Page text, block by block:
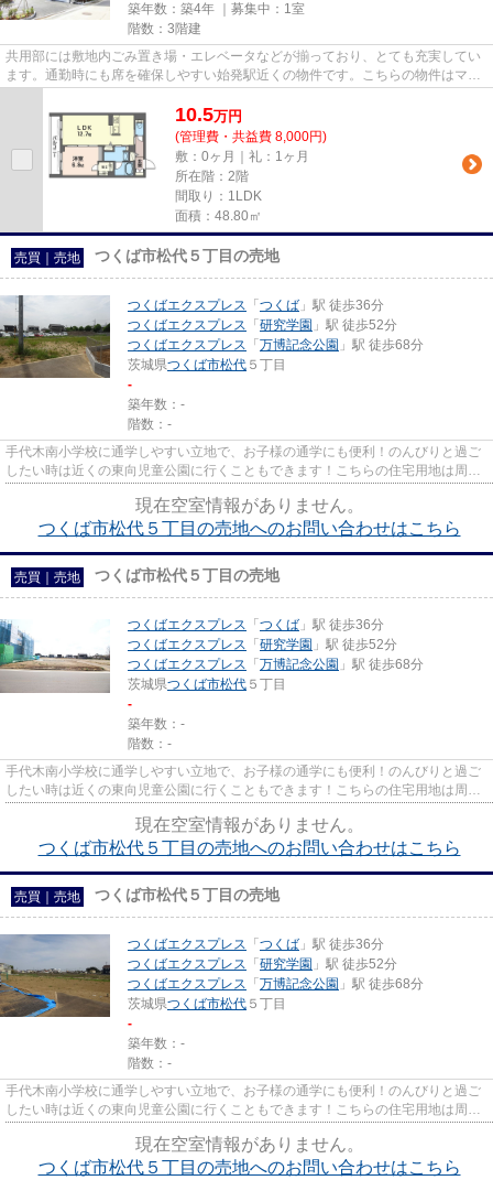
築年数：築4年 ｜募集中： 1室
階数：3階建
共用部には敷地内ごみ置き場・エレベータなどが揃っており、とても充実してい
ます。通勤時にも席を確保しやすい始発駅近くの物件です。こちらの物件はマン
10.5万円
(管理費・共益費 8,000円)
敷：0ヶ月｜礼：1ヶ月
所在階：2階
間取り：1LDK
面積：48.80㎡
売買｜売地 つくば市松代５丁目の売地
つくばエクスプレス 「 つくば 」駅 徒歩36分
つくばエクスプレス 「 研究学園 」駅 徒歩52分
つくばエクスプレス 「 万博記念公園 」駅 徒歩68分
茨城県つくば市松代 ５丁目
-
築年数：-
階数：-
手代木南小学校に通学しやすい立地で、お子様の通学にも便利！のんびりと過ご
したい時は近くの東向児童公園に行くこともできます！こちらの住宅用地は周囲
現在空室情報がありません。
つくば市松代５丁目の売地へのお問い合わせはこちら
売買｜売地 つくば市松代５丁目の売地
つくばエクスプレス 「 つくば 」駅 徒歩36分
つくばエクスプレス 「 研究学園 」駅 徒歩52分
つくばエクスプレス 「 万博記念公園 」駅 徒歩68分
茨城県つくば市松代 ５丁目
-
築年数：-
階数：-
手代木南小学校に通学しやすい立地で、お子様の通学にも便利！のんびりと過ご
したい時は近くの東向児童公園に行くこともできます！こちらの住宅用地は周囲
現在空室情報がありません。
つくば市松代５丁目の売地へのお問い合わせはこちら
売買｜売地 つくば市松代５丁目の売地
つくばエクスプレス 「 つくば 」駅 徒歩36分
つくばエクスプレス 「 研究学園 」駅 徒歩52分
つくばエクスプレス 「 万博記念公園 」駅 徒歩68分
茨城県つくば市松代 ５丁目
-
築年数：-
階数：-
手代木南小学校に通学しやすい立地で、お子様の通学にも便利！のんびりと過ご
したい時は近くの東向児童公園に行くこともできます！こちらの住宅用地は周囲
現在空室情報がありません。
つくば市松代５丁目の売地へのお問い合わせはこちら